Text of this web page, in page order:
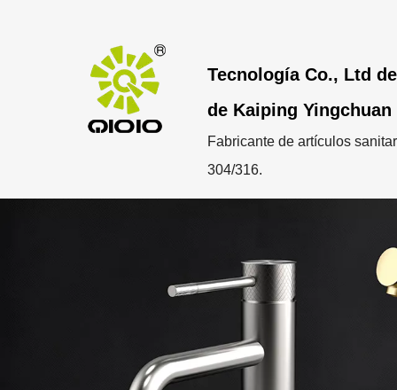
Tecnología Co., Ltd
de Kaiping Yingchuan
Fabricante de artículos
304/316.